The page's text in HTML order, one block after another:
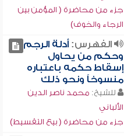
جزء من محاضرة ( المؤمن بين
الرجاء والخوف)
الفهرس:أدلة الرجم
وحكم من يحاول
إسقاط حكمه باعتباره
منسوخاً ونحو ذلك
للشيخ: محمد ناصر الدين
الألباني
جزء من محاضرة ( بيع التقسيط)